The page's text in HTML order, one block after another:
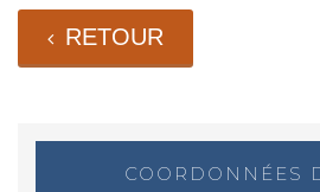
RETOUR
COORDONNÉES